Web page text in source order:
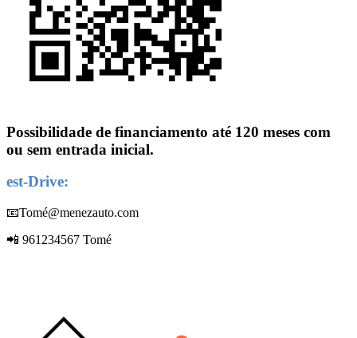
Possibilidade de financiamento até 120 meses com
ou sem entrada inicial.
est-Drive:
📧Tomé@menezauto.com
📲 961234567 Tomé